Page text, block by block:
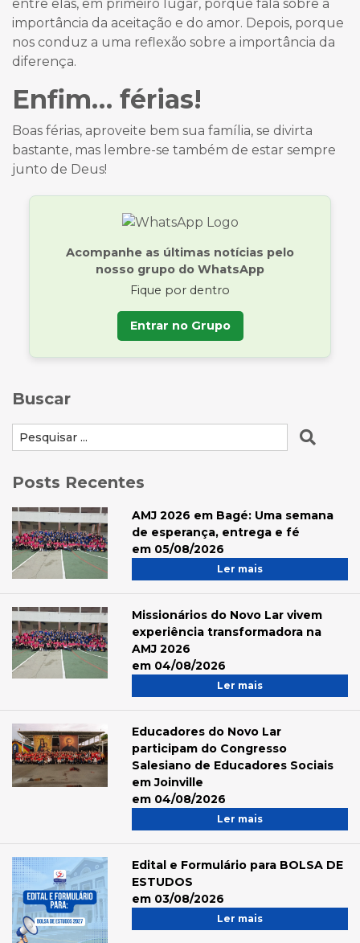
entre elas, em primeiro lugar, porque fala sobre a
importância da aceitação e do amor. Depois, porque
nos conduz a uma reflexão sobre a importância da
diferença.
Enfim… férias!
Boas férias, aproveite bem sua família, se divirta
bastante, mas lembre-se também de estar sempre
junto de Deus!
Acompanhe as últimas notícias pelo
nosso grupo do WhatsApp
Fique por dentro
Entrar no Grupo
Buscar
Posts Recentes
AMJ 2026 em Bagé: Uma semana
de esperança, entrega e fé
em 05/08/2026
Ler mais
Missionários do Novo Lar vivem
experiência transformadora na
AMJ 2026
em 04/08/2026
Ler mais
Educadores do Novo Lar
participam do Congresso
Salesiano de Educadores Sociais
em Joinville
em 04/08/2026
Ler mais
Edital e Formulário para BOLSA DE
ESTUDOS
em 03/08/2026
Ler mais